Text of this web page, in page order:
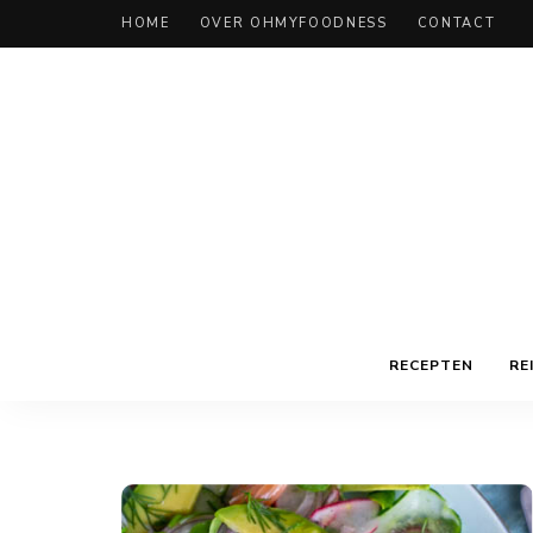
HOME OVER OHMYFOODNESS CONTACT
RECEPTEN